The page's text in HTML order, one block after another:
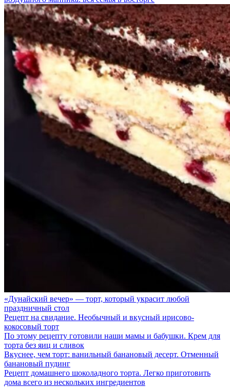
«Дунайский вечер» — торт, который украсит любой
праздничный стол
Рецепт на свидание. Необычный и вкусный ирисово-
кокосовый торт
По этому рецепту готовили наши мамы и бабушки. Крем для
торта без яиц и сливок
Вкуснее, чем торт: ванильный банановый десерт. Отменный
банановый пудинг
Рецепт домашнего шоколадного торта. Легко приготовить
дома всего из нескольких ингредиентов